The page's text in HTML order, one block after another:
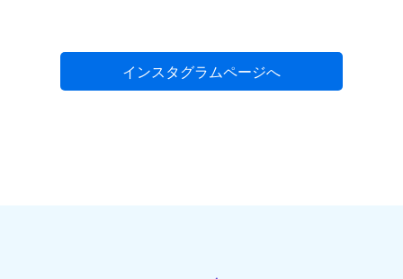
インスタグラムページへ